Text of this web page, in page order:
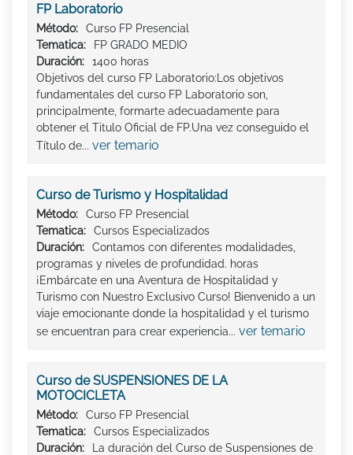
FP Laboratorio
Método:
Curso FP Presencial
Tematica:
FP GRADO MEDIO
Duración:
1400 horas
Objetivos del curso FP Laboratorio:Los objetivos
fundamentales del curso FP Laboratorio son,
principalmente, formarte adecuadamente para
obtener el Titulo Oficial de FP.Una vez conseguido el
Título de... ver temario
Curso de Turismo y Hospitalidad
Método:
Curso FP Presencial
Tematica:
Cursos Especializados
Duración:
Contamos con diferentes modalidades,
programas y niveles de profundidad. horas
¡Embárcate en una Aventura de Hospitalidad y
Turismo con Nuestro Exclusivo Curso! Bienvenido a un
viaje emocionante donde la hospitalidad y el turismo
se encuentran para crear experiencia... ver temario
Curso de SUSPENSIONES DE LA
MOTOCICLETA
Método:
Curso FP Presencial
Tematica:
Cursos Especializados
Duración:
La duración del Curso de Suspensiones de